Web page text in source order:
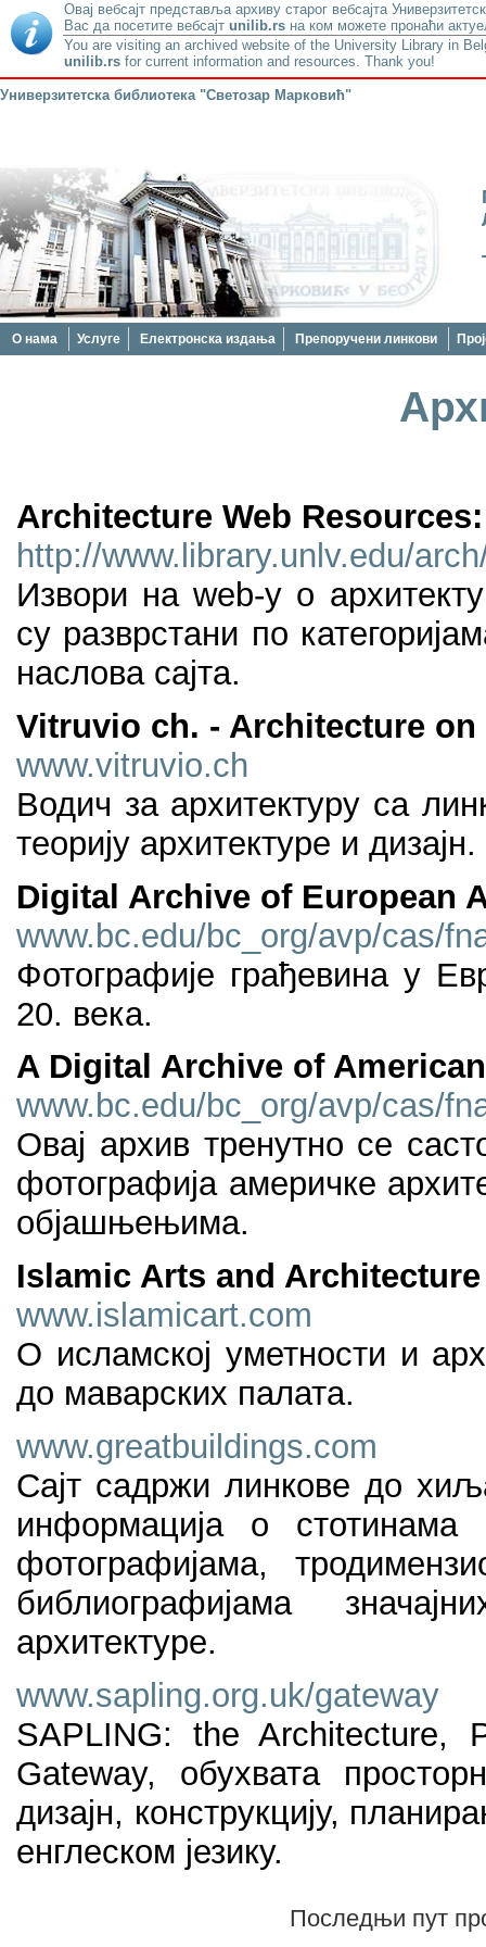
Овај вебсајт представља архиву старог вебсајта
Вас да посетите вебсајт unilib.rs на ком можете пронаћи
You are visiting an archived website of the University Library in
unilib.rs for current information and resources. Thank you!
Универзитетска библиотека "Светозар Марковић"
О нама Услуге Електронска издања Препоручени линкови
Architecture Web Resources:
http://www.library.unlv.edu/
Извори на web-у о
су разврстани по
наслова сајта.
Vitruvio ch. - Architecture on
www.vitruvio.ch
Водич за архитектуру са
теорију архитектуре и дизајн.
Digital Archive of European
www.bc.edu/bc_org/avp/cas/
Фотографије грађевина у
20. века.
A Digital Archive of
www.bc.edu/bc_org/avp/cas/
Овај архив тренутно се
фотографија америчке
објашњењима.
Islamic Arts and
www.islamicart.com
О исламској уметности и
до маварских палата.
www.greatbuildings.com
Сајт садржи линкове до
информација о стотинама
фотографијама,
библиографијама
архитектуре.
www.sapling.org.uk/gateway
SAPLING: the Architecture,
Gateway, обухвата
дизајн, конструкцију,
енглеском језику.
Последњи пут